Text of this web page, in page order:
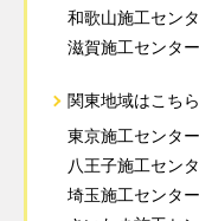
和歌山施工セン
滋賀施工センター
関東地域はこちら
東京施工センター
八王子施工セン
埼玉施工センター